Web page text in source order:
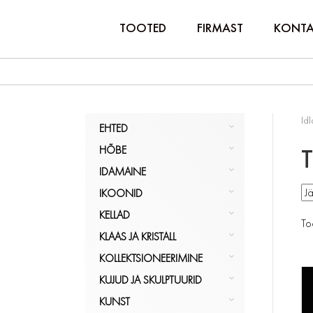
TOOTED FIRMAST
EHTED
HÕBE
KULD
MUU
KÕIKEHTED
HÕBE
NÕUD, POKAALID
PITSID, TOPSID
SERVIISID
SÖÖGIRIISTAD
KÕIKHÕBE
IDAMAINE
LUUST JA ELEVANDILUUST
KÕIKIDAMAINE
IKOONID
IKOONILAMBID
KÕIKIKOONID
KELLAD
KÄEKELLAD
LAUAKELLAD
SEINAKELLAD
UURID
KLAAS JA KRISTALL
KANNUD
KARAHVINID
KAUSID
KOLLEKTSIONEERIMINE
BAARITARBED JA SHEIKERID
FOTOD/ALBUMID
KUJUD JA SKULPTUURID
EESTI
KUNST